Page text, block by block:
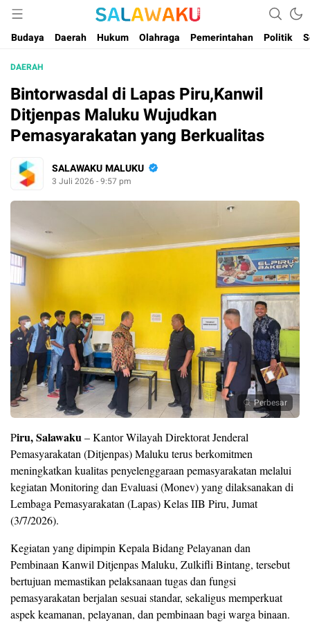
Salawaku Maluku
Salam dan Warta Anak Maluku
Budaya
Daerah Hukum Olahraga Pemerintahan Politik
DAERAH
Bintorwasdal di Lapas Piru,Kanwil
Ditjenpas Maluku Wujudkan
Pemasyarakatan yang Berkualitas
SALAWAKU MALUKU
3 Juli 2026 - 9:57 pm
Perbesar
Piru, Salawaku – Kantor Wilayah Direktorat Jenderal
Pemasyarakatan (Ditjenpas) Maluku terus berkomitmen
meningkatkan kualitas penyelenggaraan pemasyarakatan melalui
kegiatan Monitoring dan Evaluasi (Monev) yang dilaksanakan di
Lembaga Pemasyarakatan (Lapas) Kelas IIB Piru, Jumat
(3/7/2026).
Kegiatan yang dipimpin Kepala Bidang Pelayanan dan
Pembinaan Kanwil Ditjenpas Maluku, Zulkifli Bintang, tersebut
bertujuan memastikan pelaksanaan tugas dan fungsi
pemasyarakatan berjalan sesuai standar, sekaligus memperkuat
aspek keamanan, pelayanan, dan pembinaan bagi warga binaan.